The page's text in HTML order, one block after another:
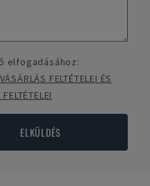
elfogadásához:
FELTÉTELEI ÉS
ELKÜLDÉS